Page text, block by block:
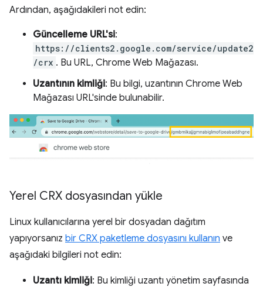
Ardından, aşağıdakileri not edin:
Güncelleme URL'si:
https://clients2.google.com/service/update2
/crx . Bu URL, Chrome Web Mağazası.
Uzantının kimliği: Bu bilgi, uzantının Chrome Web
Mağazası URL'sinde bulunabilir.
Yerel CRX dosyasından yükle
Linux kullanıcılarına yerel bir dosyadan dağıtım
yapıyorsanız bir CRX paketleme dosyasını kullanın ve
aşağıdaki bilgileri not edin:
Uzantı kimliği: Bu kimliği uzantı yönetim sayfasında